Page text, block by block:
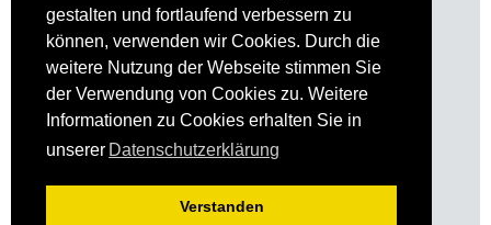
gestalten und fortlaufend verbessern zu
können, verwenden wir Cookies. Durch die
weitere Nutzung der Webseite stimmen Sie
der Verwendung von Cookies zu. Weitere
Informationen zu Cookies erhalten Sie in
unserer Datenschutzerklärung
Verstanden
Impressum Datenschutz